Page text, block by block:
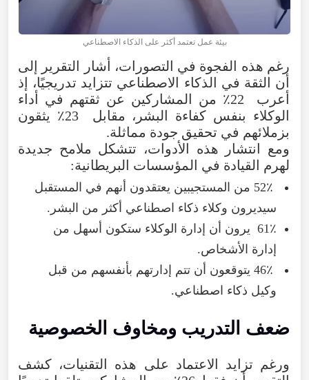
بيئة عمل تعتمد أكثر على الذكاء الاصطناعي
رغم هذه الفجوة في التصورات، أشار التقرير إلى
أن الثقة في الذكاء الاصطناعي تتزايد تدريجيًا، إذ
أعرب 22٪ من المشاركين عن ثقتهم في أداء
الوكلاء بنفس كفاءة البشر، مقابل 23٪ يثقون
بزملائهم في تحقيق جودة مماثلة.
ومع انتشار هذه الأدوات، تتشكل ملامح جديدة
لهرم القيادة في المؤسسات البريطانية:
52٪ من المستجيبين يعتقدون أنهم في المستقبل
سيديرون وكلاء ذكاء اصطناعي أكثر من البشر.
61٪ يرون أن إدارة الوكلاء ستكون أسهل من
إدارة الأشخاص.
46٪ يتوقعون أن تتم إدارتهم بأنفسهم من قبل
وكيل ذكاء اصطناعي.
ضعف التدريب ومخاوف الخصوصية
ورغم تزايد الاعتماد على هذه التقنيات، كشف